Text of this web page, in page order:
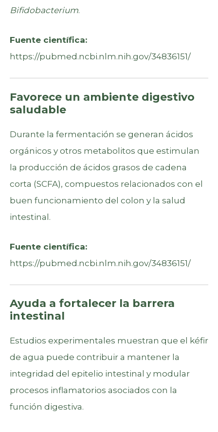
Bifidobacterium.
Fuente científica:
https://pubmed.ncbi.nlm.nih.gov/34836151/
Favorece un ambiente digestivo
saludable
Durante la fermentación se generan ácidos
orgánicos y otros metabolitos que estimulan
la producción de ácidos grasos de cadena
corta (SCFA), compuestos relacionados con el
buen funcionamiento del colon y la salud
intestinal.
Fuente científica:
https://pubmed.ncbi.nlm.nih.gov/34836151/
Ayuda a fortalecer la barrera
intestinal
Estudios experimentales muestran que el kéfir
de agua puede contribuir a mantener la
integridad del epitelio intestinal y modular
procesos inflamatorios asociados con la
función digestiva.